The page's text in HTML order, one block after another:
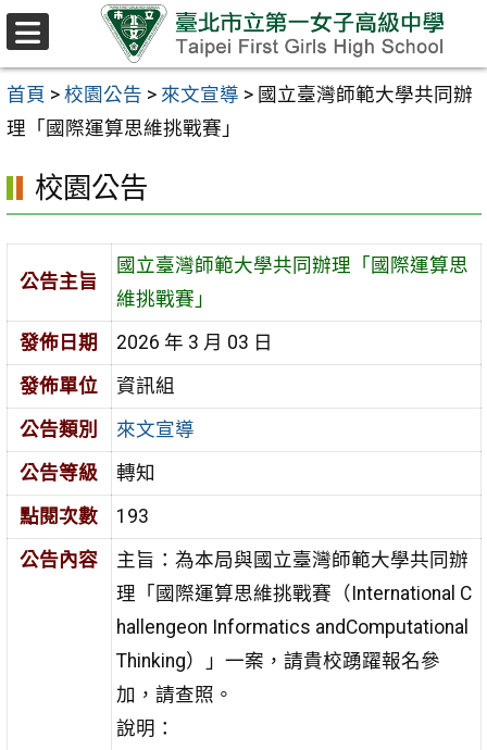
跳至主要內容區
首頁 > 校園公告 > 來文宣導 > 國立臺灣師範大學共同辦
理「國際運算思維挑戰賽」
校園公告
公告主旨
國立臺灣師範大學共同辦理「國際運算思
維挑戰賽」
發佈日期
2026 年 3 月 03 日
發佈單位
資訊組
公告類別
來文宣導
公告等級
轉知
點閱次數
193
公告內容
主旨：為本局與國立臺灣師範大學共同辦
理「國際運算思維挑戰賽（International C
hallengeon Informatics andComputational
Thinking）」一案，請貴校踴躍報名參
加，請查照。
說明：
選
單